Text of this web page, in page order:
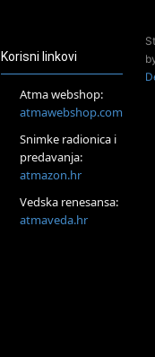
i Akaša zapisa
sistemskih
tijelo, duh i um
Korisni linkovi
Atma webshop:
atmawebshop.com
Snimke radionica i
predavanja:
atmazon.hr
Vedska renesansa:
atmaveda.hr